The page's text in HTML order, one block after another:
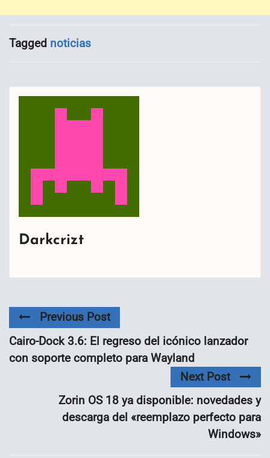
Tagged noticias
Darkcrizt
Previous Post
Cairo-Dock 3.6: El regreso del icónico lanzador
con soporte completo para Wayland
Next Post
Zorin OS 18 ya disponible: novedades y
descarga del «reemplazo perfecto para
Windows»